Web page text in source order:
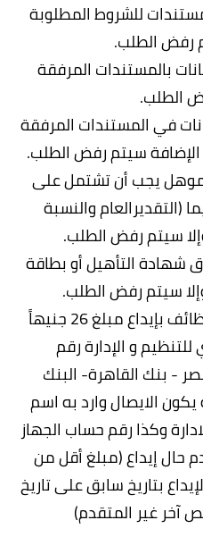
للشروط المطلوبة
رفض الطلب.
بالمستندات المرفقة
الطلب.
في المستندات المرفقة
سيتم رفض الطلب.
يجب أن تشتمل على
(التقديرالعام والنسبة
سيتم رفض الطلب.
شهادة التأهيل أو بطاقة
سيتم رفض الطلب.
يلتزم المتقدم لإعلانات الوظائف بإيداع مبلغ 26 جنيهاً
و الإدارة رقم
(بنك مصر - بنك القاهرة- البنك
الايصال وارد به اسم
وكذا رقم حساب الجهاز
إيداع (مبلغ أقل من
بتاريخ سابق على تاريخ
آخر غير المتقدم)